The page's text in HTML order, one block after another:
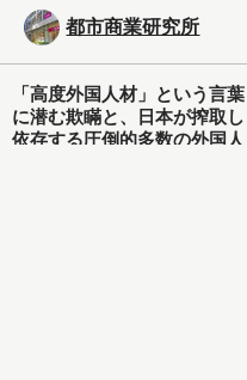
都市商業研究所
「高度外国人材」という言葉
に潜む欺瞞と、日本が搾取し
依存する圧倒的多数の外国人